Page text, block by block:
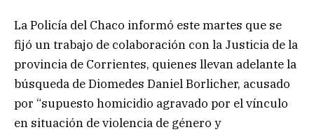
La Policía del Chaco informó este martes que se
fijó un trabajo de colaboración con la Justicia de la
provincia de Corrientes, quienes llevan adelante la
búsqueda de Diomedes Daniel Borlicher, acusado
por “supuesto homicidio agravado por el vínculo
en situación de violencia de género y